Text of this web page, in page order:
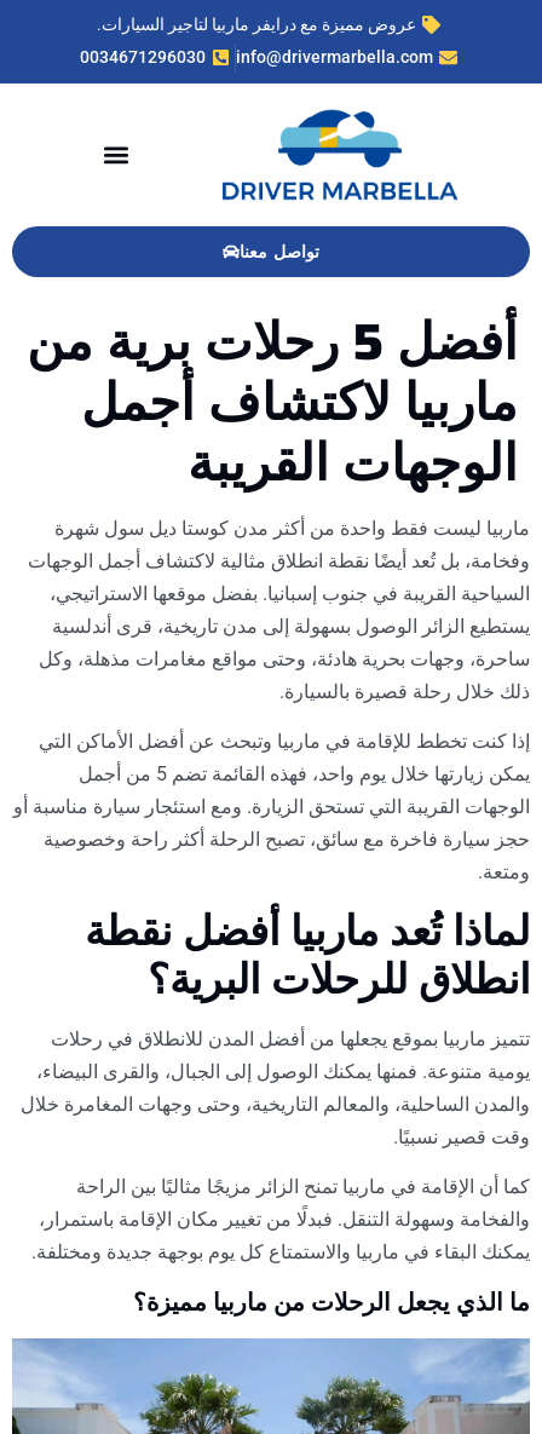
عروض مميزة مع درايفر ماربيا لتاجير السيارات.
info@drivermarbella.com
0034671296030
تواصل معنا
أفضل 5 رحلات برية من
ماربيا لاكتشاف أجمل
الوجهات القريبة
ماربيا ليست فقط واحدة من أكثر مدن كوستا ديل سول شهرة
وفخامة، بل تُعد أيضًا نقطة انطلاق مثالية لاكتشاف أجمل الوجهات
السياحية القريبة في جنوب إسبانيا. بفضل موقعها الاستراتيجي،
يستطيع الزائر الوصول بسهولة إلى مدن تاريخية، قرى أندلسية
ساحرة، وجهات بحرية هادئة، وحتى مواقع مغامرات مذهلة، وكل
ذلك خلال رحلة قصيرة بالسيارة.
إذا كنت تخطط للإقامة في ماربيا وتبحث عن أفضل الأماكن التي
يمكن زيارتها خلال يوم واحد، فهذه القائمة تضم 5 من أجمل
الوجهات القريبة التي تستحق الزيارة. ومع استئجار سيارة مناسبة أو
حجز سيارة فاخرة مع سائق، تصبح الرحلة أكثر راحة وخصوصية
ومتعة.
لماذا تُعد ماربيا أفضل نقطة
انطلاق للرحلات البرية؟
تتميز ماربيا بموقع يجعلها من أفضل المدن للانطلاق في رحلات
يومية متنوعة. فمنها يمكنك الوصول إلى الجبال، والقرى البيضاء،
والمدن الساحلية، والمعالم التاريخية، وحتى وجهات المغامرة خلال
وقت قصير نسبيًا.
كما أن الإقامة في ماربيا تمنح الزائر مزيجًا مثاليًا بين الراحة
والفخامة وسهولة التنقل. فبدلًا من تغيير مكان الإقامة باستمرار،
يمكنك البقاء في ماربيا والاستمتاع كل يوم بوجهة جديدة ومختلفة.
ما الذي يجعل الرحلات من ماربيا مميزة؟